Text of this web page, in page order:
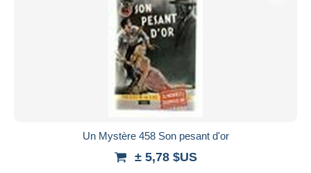
Un Mystère 458 Son pesant d'or
± 5,78 $US